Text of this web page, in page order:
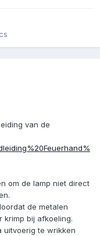
van de
om de lamp niet direct
de metalen
krimp bij afkoeling.
uitvoerig te wrikken